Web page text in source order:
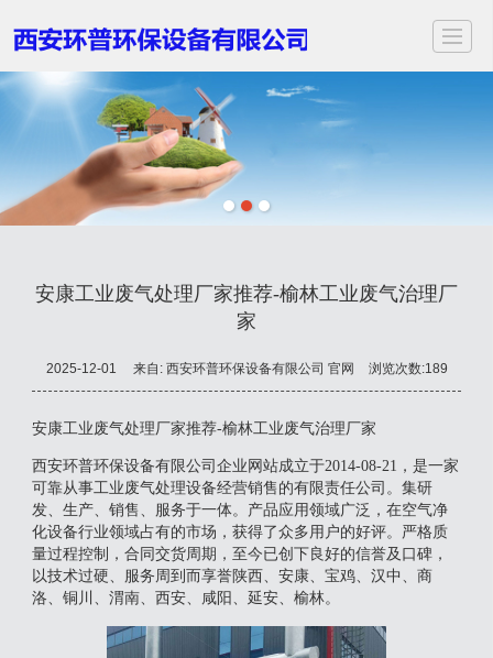
首页 关于我们服务项目 应用领域案例展示
安康工业废气处理厂家推荐-榆林工业废气治理厂
家
2025-12-01 来自: 西安环普环保设备有限公司 官网 浏览次数:189
安康工业废气处理厂家推荐-榆林工业废气治理厂家
西安环普环保设备有限公司企业网站成立于2014-08-21，是一家
可靠从事工业废气处理设备经营销售的有限责任公司。集研
发、生产、销售、服务于一体。产品应用领域广泛，在空气净
化设备行业领域占有的市场，获得了众多用户的好评。严格质
量过程控制，合同交货周期，至今已创下良好的信誉及口碑，
以技术过硬、服务周到而享誉陕西、安康、宝鸡、汉中、商
洛、铜川、渭南、西安、咸阳、延安、榆林。